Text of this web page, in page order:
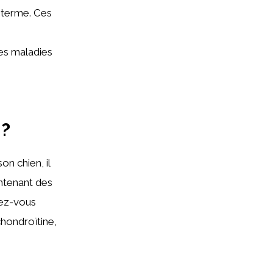
Ces
maladies
chien, il
des
vous